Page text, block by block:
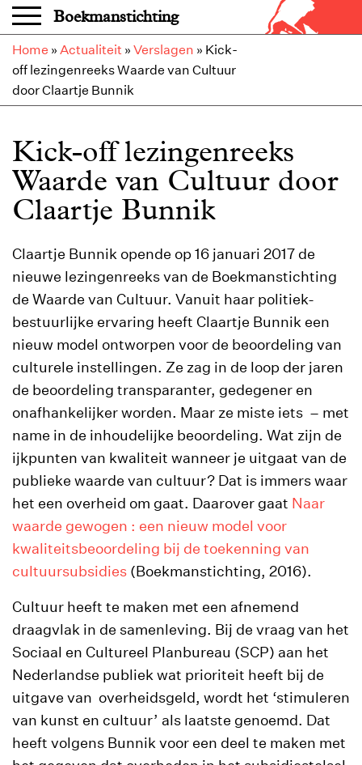
Overslaan en naar de inhoud gaan
Boekmanstichting
Home » Actualiteit » Verslagen » Kick-
off lezingenreeks Waarde van Cultuur
door Claartje Bunnik
Kick-off lezingenreeks
Waarde van Cultuur door
Claartje Bunnik
Claartje Bunnik opende op 16 januari 2017 de
nieuwe lezingenreeks van de Boekmanstichting
de Waarde van Cultuur. Vanuit haar politiek-
bestuurlijke ervaring heeft Claartje Bunnik een
nieuw model ontworpen voor de beoordeling van
culturele instellingen. Ze zag in de loop der jaren
de beoordeling transparanter, gedegener en
onafhankelijker worden. Maar ze miste iets – met
name in de inhoudelijke beoordeling. Wat zijn de
ijkpunten van kwaliteit wanneer je uitgaat van de
publieke waarde van cultuur? Dat is immers waar
het een overheid om gaat. Daarover gaat Naar
waarde gewogen : een nieuw model voor
kwaliteitsbeoordeling bij de toekenning van
cultuursubsidies (Boekmanstichting, 2016).
Cultuur heeft te maken met een afnemend
draagvlak in de samenleving. Bij de vraag van het
Sociaal en Cultureel Planbureau (SCP) aan het
Nederlandse publiek wat prioriteit heeft bij de
uitgave van overheidsgeld, wordt het ‘stimuleren
van kunst en cultuur’ als laatste genoemd. Dat
heeft volgens Bunnik voor een deel te maken met